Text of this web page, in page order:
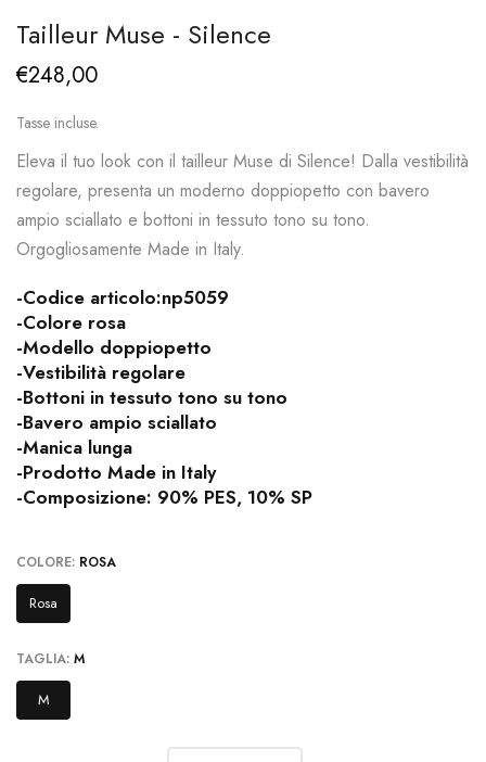
Tailleur Muse - Silence
€248,00
Tasse incluse.
Eleva il tuo look con il tailleur Muse di Silence! Dalla vestibilità
regolare, presenta un moderno doppiopetto con bavero
ampio sciallato e bottoni in tessuto tono su tono.
Orgogliosamente Made in Italy.
-Codice articolo:np5059
-Colore rosa
-Modello doppiopetto
-Vestibilità regolare
-Bottoni in tessuto tono su tono
-Bavero ampio sciallato
-Manica lunga
-Prodotto Made in Italy
-Composizione: 90% PES, 10% SP
COLORE: ROSA
Rosa
TAGLIA: M
M